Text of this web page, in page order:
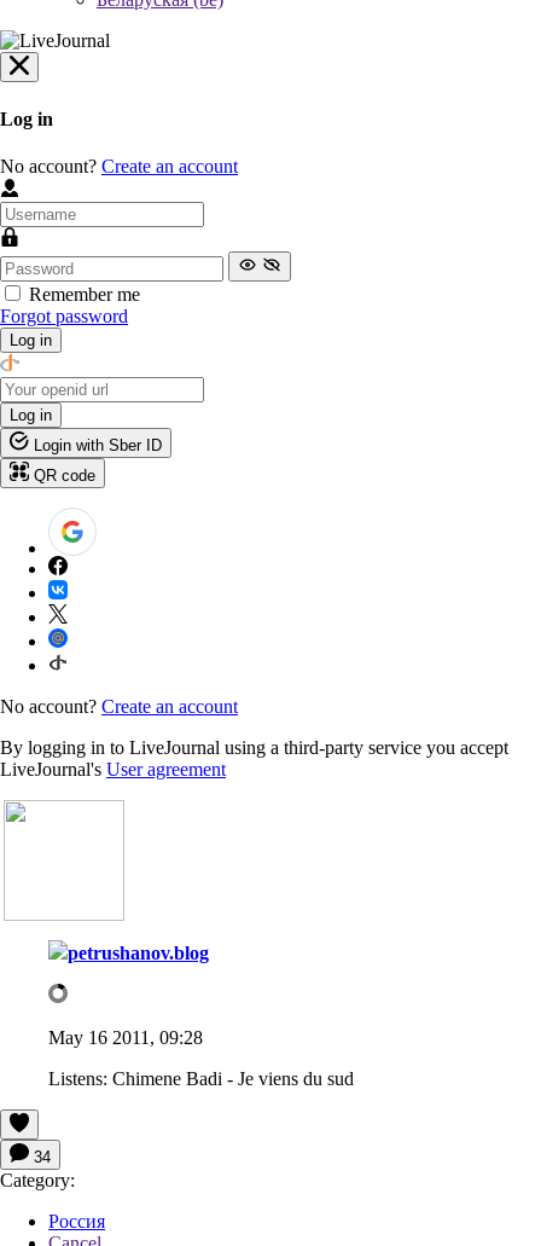
Log in
No account? Create an account
Remember me
Forgot password
Log in
Log in
Login with Sber ID
QR code
No account? Create an account
By logging in to LiveJournal using a third-party service you accept
LiveJournal's User agreement
petrushanov.blog
May 16 2011, 09:28
Listens: Chimene Badi - Je viens du sud
34
Category:
Россия